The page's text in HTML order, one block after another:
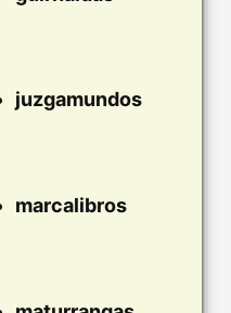
juzgamundos
marcalibros